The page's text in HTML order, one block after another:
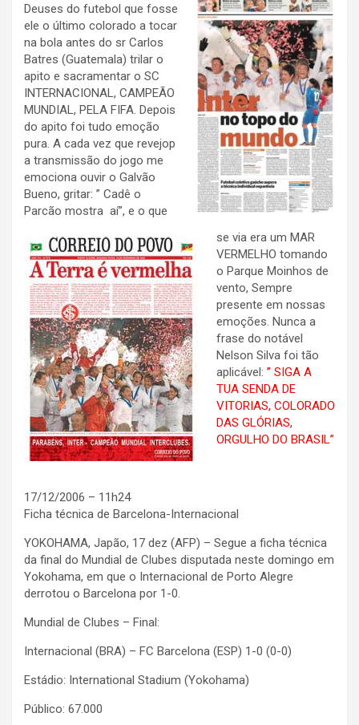
Deuses do futebol que fosse
ele o último colorado a tocar
na bola antes do sr Carlos
Batres (Guatemala) trilar o
apito e sacramentar o SC
INTERNACIONAL, CAMPEÃO
MUNDIAL, PELA FIFA. Depois
do apito foi tudo emoção
pura. A cada vez que revejop
a transmissão do jogo me
emociona ouvir o Galvão
Bueno, gritar: ” Cadê o
Parcão mostra aí”, e o que
se via era um MAR
VERMELHO tomando
o Parque Moinhos de
vento, Sempre
presente em nossas
emoções. Nunca a
frase do notável
Nelson Silva foi tão
aplicável: ” SIGA A
TUA SENDA DE
VITORIAS, COLORADO
DAS GLÓRIAS,
ORGULHO DO BRASIL”
17/12/2006 – 11h24
Ficha técnica de Barcelona-Internacional
YOKOHAMA, Japão, 17 dez (AFP) – Segue a ficha técnica
da final do Mundial de Clubes disputada neste domingo em
Yokohama, em que o Internacional de Porto Alegre
derrotou o Barcelona por 1-0.
Mundial de Clubes – Final:
Internacional (BRA) – FC Barcelona (ESP) 1-0 (0-0)
Estádio: International Stadium (Yokohama)
Público: 67.000